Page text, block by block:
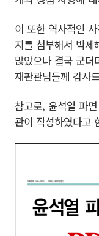
이 또한 역사적인
지를 첨부해서 박
많았으나 결국 군더
재판관님들께 감사
참고로, 윤석열 파
관이 작성하였다고